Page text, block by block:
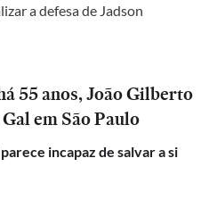
a defesa de Jadson
55 anos, João Gilberto
em São Paulo
incapaz de salvar a si